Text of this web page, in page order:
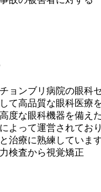
ョンブリ病院の眼科
て高品質な眼科医療
度な眼科機器を備え
よって運営されてお
治療に熟練していま
検査から視覚矯正